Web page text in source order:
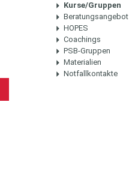
Kurse/Gruppen
Beratungsangebot
HOPES
Coachings
PSB-Gruppen
Materialien
Notfallkontakte